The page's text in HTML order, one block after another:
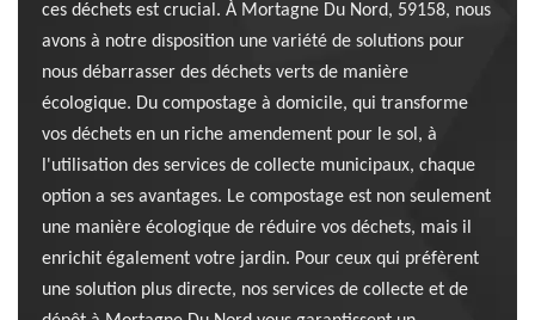
ces déchets est crucial. À Mortagne Du Nord, 59158, nous
avons à notre disposition une variété de solutions pour
nous débarrasser des déchets verts de manière
écologique. Du compostage à domicile, qui transforme
vos déchets en un riche amendement pour le sol, à
l'utilisation des services de collecte municipaux, chaque
option a ses avantages. Le compostage est non seulement
une manière écologique de réduire vos déchets, mais il
enrichit également votre jardin. Pour ceux qui préfèrent
une solution plus directe, nos services de collecte et de